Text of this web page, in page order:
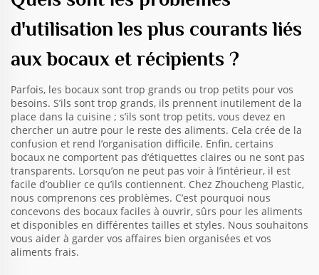
d'utilisation les plus courants liés
aux bocaux et récipients ?
Parfois, les bocaux sont trop grands ou trop petits pour vos
besoins. S’ils sont trop grands, ils prennent inutilement de la
place dans la cuisine ; s’ils sont trop petits, vous devez en
chercher un autre pour le reste des aliments. Cela crée de la
confusion et rend l’organisation difficile. Enfin, certains
bocaux ne comportent pas d’étiquettes claires ou ne sont pas
transparents. Lorsqu’on ne peut pas voir à l’intérieur, il est
facile d’oublier ce qu’ils contiennent. Chez Zhoucheng Plastic,
nous comprenons ces problèmes. C’est pourquoi nous
concevons des bocaux faciles à ouvrir, sûrs pour les aliments
et disponibles en différentes tailles et styles. Nous souhaitons
vous aider à garder vos affaires bien organisées et vos
aliments frais.